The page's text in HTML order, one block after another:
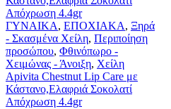
ΓΥΝΑΙΚΑ, ΕΠΟΧΙΑΚΑ, Ξηρά
- Σκασμένα Χείλη, Περιποίηση
προσώπου, Φθινόπωρο -
Χειμώνας - Άνοιξη, Χείλη
Apivita Chestnut Lip Care με
Κάστανο,Ελαφριά Σοκολατί
Απόχρωση 4.4gr